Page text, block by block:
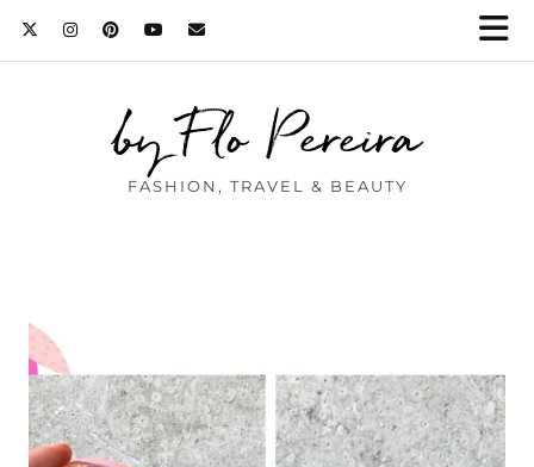
by Flo Pereira
FASHION, TRAVEL & BEAUTY